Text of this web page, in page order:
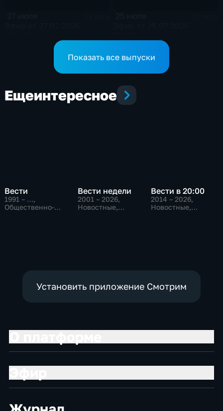
Показать все выпуски
Ещеинтересное
Вести
1991 – …,
Общественно-
Вести недели
2001 – 2026,
Новостные,
Вести в 20:00
2014 – 2026,
Новостные,
Установить приложение Смотрим